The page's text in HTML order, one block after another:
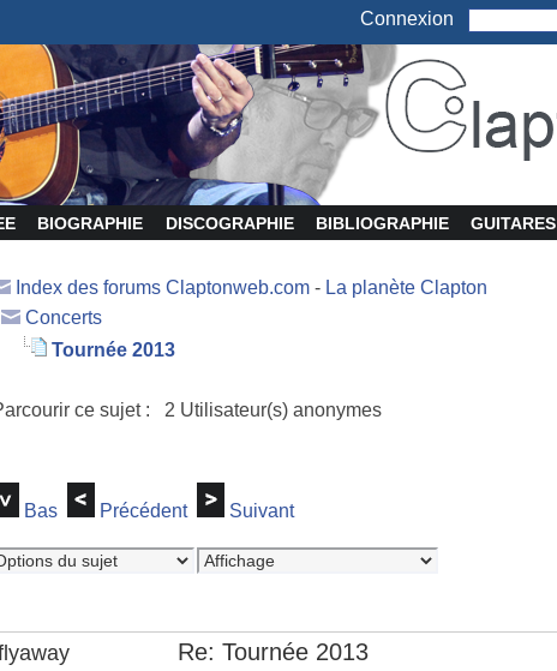
Connexion
BIOGRAPHIE DISCOGRAPHIE BIBLIOGRAPHIE GUITARES
Index des forums Claptonweb.com - La planète Clapton
Concerts
Tournée 2013
ce sujet : 2 Utilisateur(s) anonymes
Bas Précédent Suivant
Re: Tournée 2013